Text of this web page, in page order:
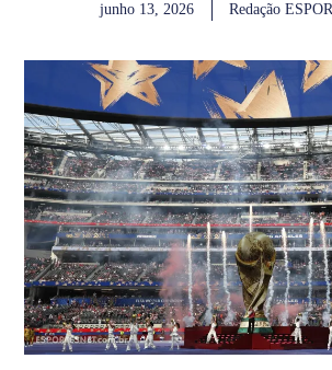
junho 13, 2026 Redação